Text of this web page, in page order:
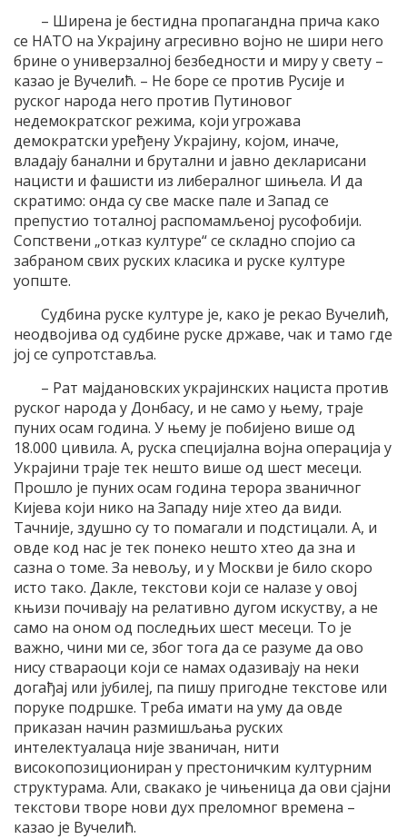
– Ширена је бестидна пропагандна причa како
се НАТО на Украјину агресивно војно не шири него
брине о универзалној безбедности и миру у свету –
казао је Вучелић. – Не боре се против Русије и
руског народа него против Путиновог
недемократског режима, који угрожава
демократски уређену Украјину, којом, иначе,
владају банални и брутални и јавно декларисани
нацисти и фашисти из либералног шињела. И да
скратимо: онда су све маске пале и Запад се
препустио тоталној распомамљеноj русофобији.
Сопствени „отказ културе“ се складно спојио са
забраном свих руских класика и руске културе
уопште.
Судбина руске културе је, како је рекао Вучелић,
неодвојива од судбине руске државе, чак и тамо где
јој се супротставља.
– Рат мајдановских украјинских нациста против
руског народа у Донбасу, и не само у њему, траје
пуних осам година. У њему је побијено више од
18.000 цивила. А, руска специјална војна операција у
Украјини траје тек нешто више од шест месеци.
Прошло је пуних осам година терора званичног
Кијева који нико на Западу није хтео да види.
Тачније, здушно су то помагали и подстицали. А, и
овде код нас је тек понеко нешто хтео да зна и
сазна о томе. За невољу, и у Москви је било скоро
исто тако. Дакле, текстови који се налазе у овој
књизи почивају на релативно дугом искуству, а не
само на оном од последњих шест месеци. То је
важно, чини ми се, због тога да се разуме да ово
нису ствараоци који се намах одазивају на неки
догађај или јубилеј, па пишу пригодне текстове или
поруке подршке. Треба имати на уму да овде
приказан начин размишљања руских
интелектуалаца није званичан, нити
високопозициониран у престоничким културним
структурама. Али, свакако је чињеница да ови сјајни
текстови творе нови дух преломног времена –
казао је Вучелић.